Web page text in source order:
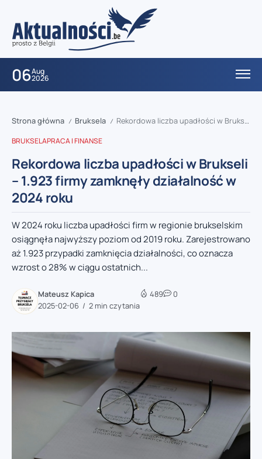
06Aug
2026
Strona główna / Bruksela / Rekordowa liczba upadłości w Brukseli – 1.923 firmy zamknęły działalność w 2024 roku
BRUKSELAPRACA I FINANSE
Rekordowa liczba upadłości w Brukseli
– 1.923 firmy zamknęły działalność w
2024 roku
W 2024 roku liczba upadłości firm w regionie brukselskim
osiągnęła najwyższy poziom od 2019 roku. Zarejestrowano
aż 1.923 przypadki zamknięcia działalności, co oznacza
wzrost o 28% w ciągu ostatnich...
Mateusz Kapica
2025-02-06
2 min czytania
489 0